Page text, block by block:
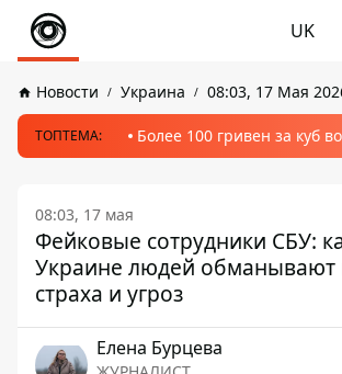
UK
Новости Украина 08:03, 17 Мая
ТОПТЕМА: Более 100 гривен за куб
08:03, 17 мая
Фейковые сотрудники СБУ:
Украине людей обманывают
страха и угроз
Елена Бурцева